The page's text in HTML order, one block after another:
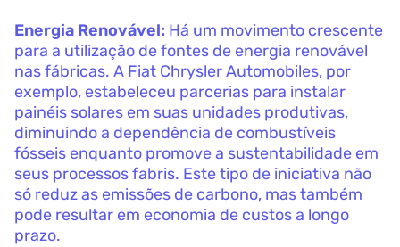
Energia Renovável: Há um movimento crescente
para a utilização de fontes de energia renovável
nas fábricas. A Fiat Chrysler Automobiles, por
exemplo, estabeleceu parcerias para instalar
painéis solares em suas unidades produtivas,
diminuindo a dependência de combustíveis
fósseis enquanto promove a sustentabilidade em
seus processos fabris. Este tipo de iniciativa não
só reduz as emissões de carbono, mas também
pode resultar em economia de custos a longo
prazo.